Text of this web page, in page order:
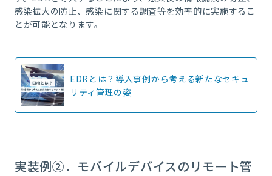
感染拡大の防止、感染に関する調査等を効率的に実施するこ
とが可能となります。
EDRとは？導入事例から考える新たなセキュ
リティ管理の姿
実装例②．モバイルデバイスのリモート管